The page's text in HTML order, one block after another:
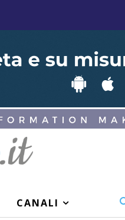
CANALI